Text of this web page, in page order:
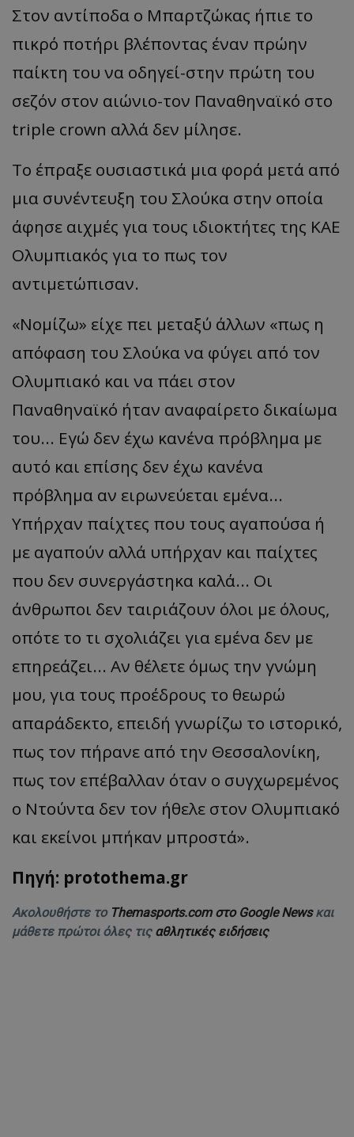
Στον αντίποδα ο Μπαρτζώκας ήπιε το
πικρό ποτήρι βλέποντας έναν πρώην
παίκτη του να οδηγεί-στην πρώτη του
σεζόν στον αιώνιο-τον Παναθηναϊκό στο
triple crown αλλά δεν μίλησε.
Το έπραξε ουσιαστικά μια φορά μετά από
μια συνέντευξη του Σλούκα στην οποία
άφησε αιχμές για τους ιδιοκτήτες της ΚΑΕ
Ολυμπιακός για το πως τον
αντιμετώπισαν.
«Νομίζω» είχε πει μεταξύ άλλων «πως η
απόφαση του Σλούκα να φύγει από τον
Ολυμπιακό και να πάει στον
Παναθηναϊκό ήταν αναφαίρετο δικαίωμα
του... Εγώ δεν έχω κανένα πρόβλημα με
αυτό και επίσης δεν έχω κανένα
πρόβλημα αν ειρωνεύεται εμένα...
Υπήρχαν παίχτες που τους αγαπούσα ή
με αγαπούν αλλά υπήρχαν και παίχτες
που δεν συνεργάστηκα καλά... Οι
άνθρωποι δεν ταιριάζουν όλοι με όλους,
οπότε το τι σχολιάζει για εμένα δεν με
επηρεάζει... Αν θέλετε όμως την γνώμη
μου, για τους προέδρους το θεωρώ
απαράδεκτο, επειδή γνωρίζω το ιστορικό,
πως τον πήρανε από την Θεσσαλονίκη,
πως τον επέβαλλαν όταν ο συγχωρεμένος
ο Ντούντα δεν τον ήθελε στον Ολυμπιακό
και εκείνοι μπήκαν μπροστά».
Πηγή: protothema.gr
Ακολουθήστε το Themasports.com στο Google Newsκαι
μάθετε πρώτοι όλες τις αθλητικές ειδήσεις